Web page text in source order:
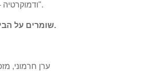
ודמוקרטיה - ולא במחטפים ו"על הדרך".
שומרים על הבית, מצביעים נגד בוועידה.
ערן חרמוני, מזכ"ל